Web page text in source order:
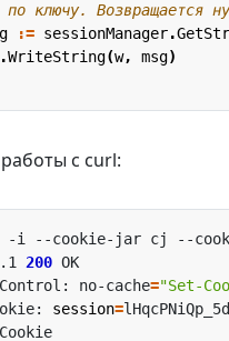
ключу. Возвращается
:= sessionManager.
.WriteString(w, msg)
с curl:
200
Control: no-cache="Set-
session=